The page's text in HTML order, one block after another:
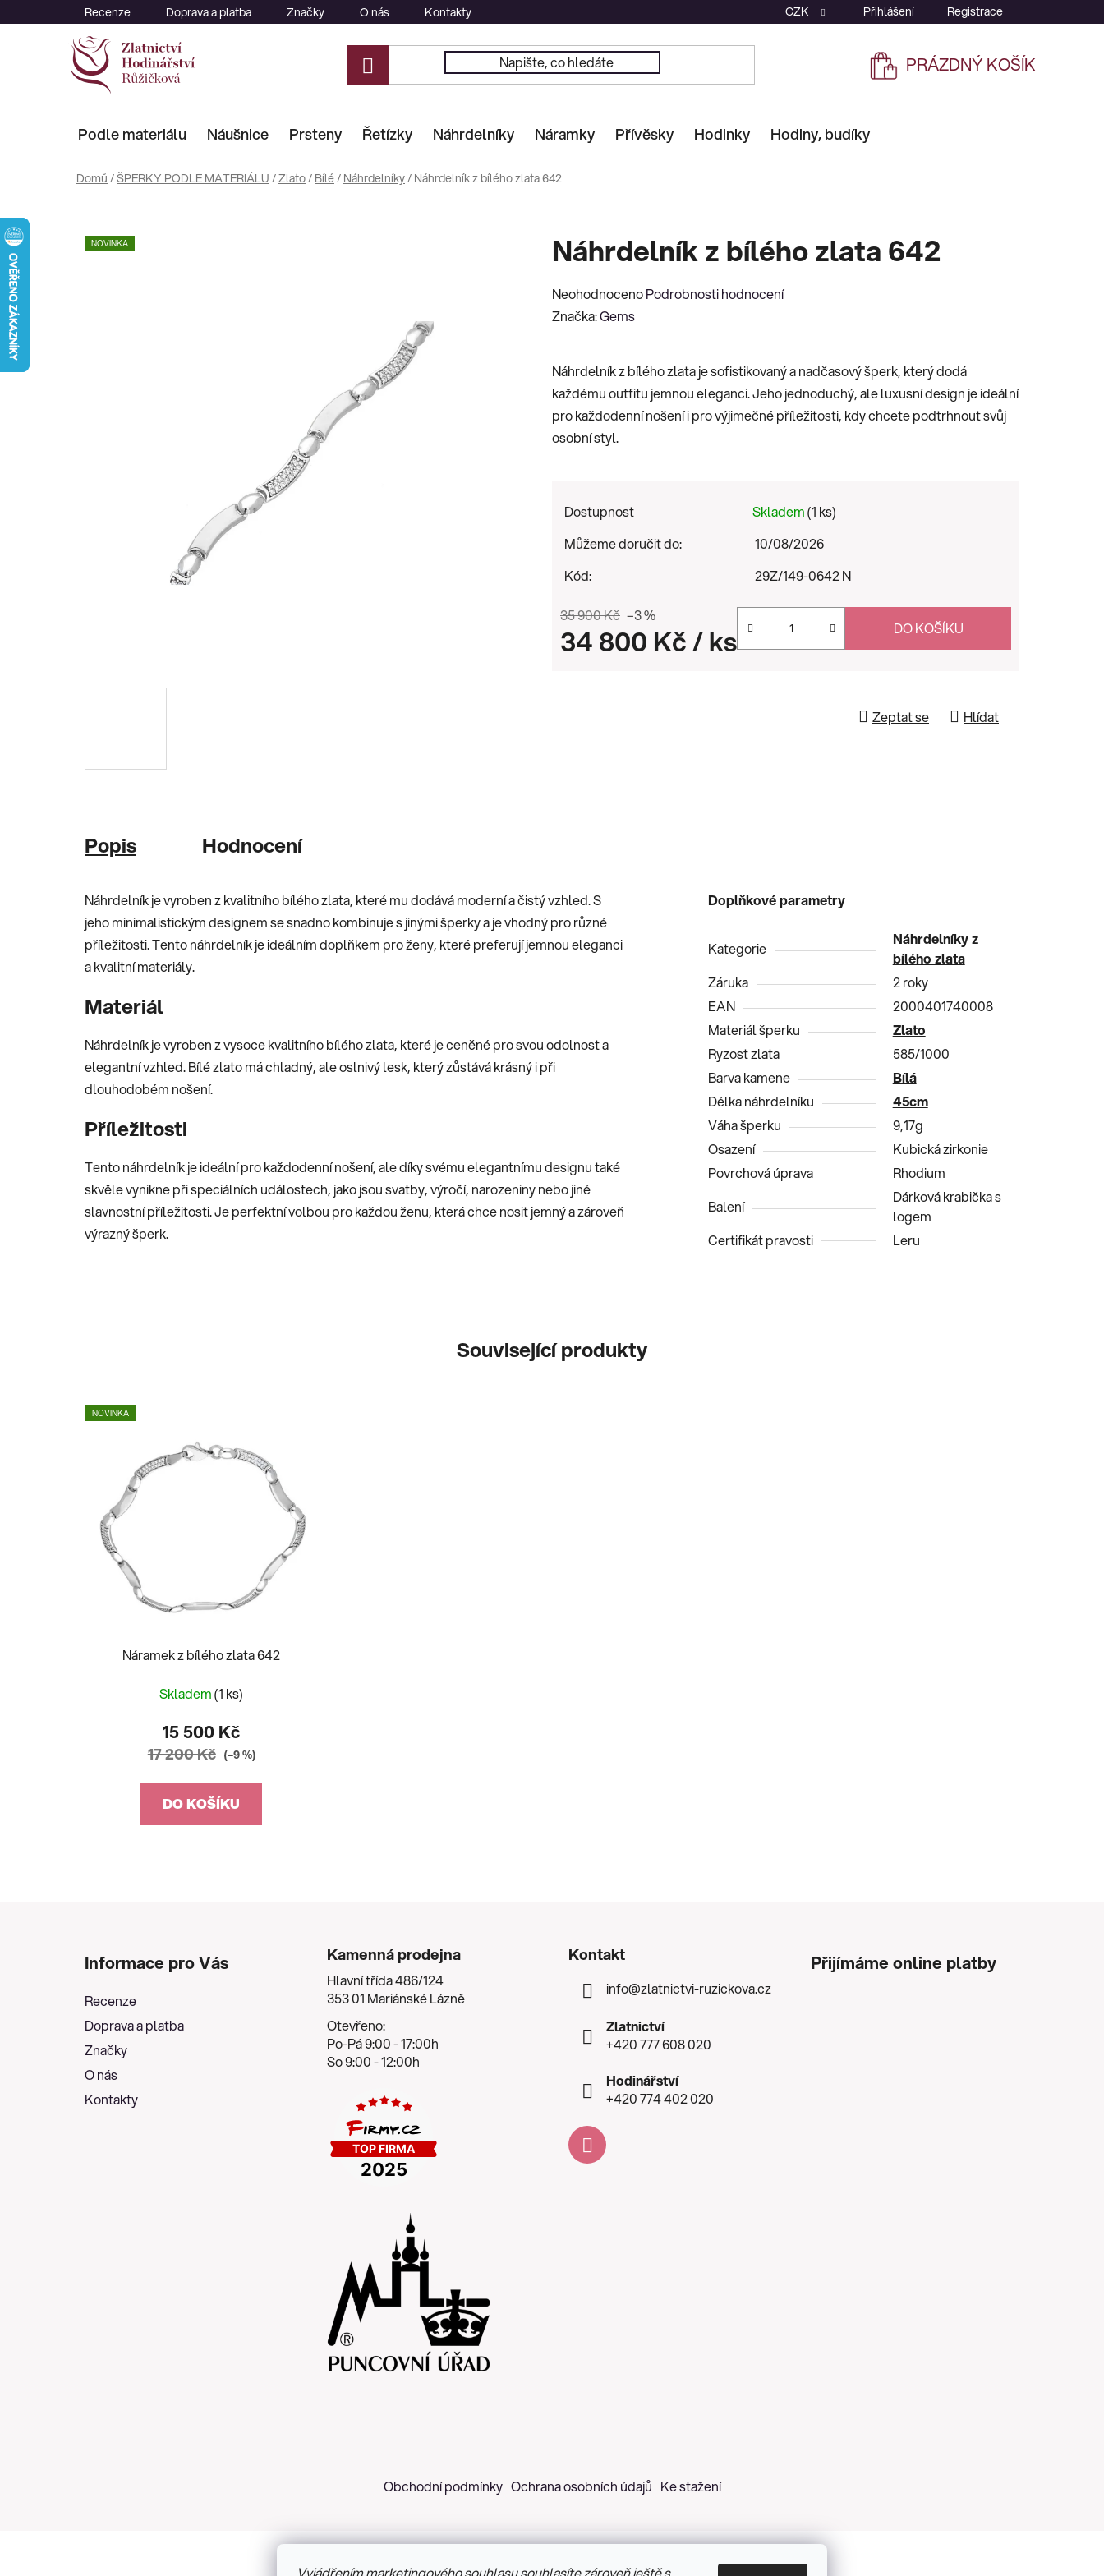
na
Recenze Doprava a platba Značky O nás Kontakty CZK Přihlášení Registrace
NÁKUPNÍ
PRÁZDNÝ KOŠÍK
Podle materiálu Náušnice Prsteny Řetízky Náhrdelníky Náramky Přívěsky Hodinky Hodiny, budíky
Domů /ŠPERKY PODLE MATERIÁLU /Zlato/ Bílé/ Náhrdelníky/ Náhrdelník z bílého zlata 642
Náhrdelník z bílého zlata 642
Průměrné
hodnocení
0,0
z
5
hvězdiček.
NeohodnocenoPodrobnosti hodnocení
Značka:Gems
Náhrdelník z bílého zlata je sofistikovaný a nadčasový šperk, který dodá
každému outfitu jemnou eleganci. Jeho jednoduchý, ale luxusní design je ideální
pro každodenní nošení i pro výjimečné příležitosti, kdy chcete podtrhnout svůj
osobní styl.
Dostupnost Skladem(1 ks)
Můžeme doručit do:
10/08/2026
Kód:
29Z/149-0642 N
35 900 Kč –3 %
34 800 Kč/ ks DO KOŠÍKU
Zeptat se Hlídat
NOVINKA
Popis Hodnocení
Náhrdelník je vyroben z kvalitního bílého zlata, které mu dodává moderní a čistý vzhled. S
jeho minimalistickým designem se snadno kombinuje s jinými šperky a je vhodný pro různé
příležitosti. Tento náhrdelník je ideálním doplňkem pro ženy, které preferují jemnou eleganci
a kvalitní materiály.
Materiál
Náhrdelník je vyroben z vysoce kvalitního bílého zlata, které je ceněné pro svou odolnost a
elegantní vzhled. Bílé zlato má chladný, ale oslnivý lesk, který zůstává krásný i při
dlouhodobém nošení.
Příležitosti
Tento náhrdelník je ideální pro každodenní nošení, ale díky svému elegantnímu designu také
skvěle vynikne při speciálních událostech, jako jsou svatby, výročí, narozeniny nebo jiné
slavnostní příležitosti. Je perfektní volbou pro každou ženu, která chce nosit jemný a zároveň
výrazný šperk.
Doplňkové parametry
Kategorie
Náhrdelníky z
bílého zlata
Záruka
2 roky
EAN
2000401740008
Materiál šperku
Zlato
Ryzost zlata
585/1000
Barva kamene
Bílá
Délka náhrdelníku
45cm
Váha šperku
9,17g
Osazení
Kubická zirkonie
Povrchová úprava
Rhodium
Balení
Dárková krabička s
logem
Certifikát pravosti
Leru
Související produkty
NOVINKA
Náramek z bílého zlata 642
Skladem(1 ks)
15 500 Kč
17 200 Kč (–9 %)
DO KOŠÍKU
Informace pro Vás
Recenze
Doprava a platba
Značky
O nás
Kontakty
Kamenná prodejna
Hlavní třída 486/124
353 01 Mariánské Lázně
Otevřeno:
Po-Pá 9:00 - 17:00h
So 9:00 - 12:00h
Kontakt
info@zlatnictvi-ruzickova.cz
Zlatnictví
+420 777 608 020
Hodinářství
+420 774 402 020
Přijímáme online platby
Obchodní podmínky Ochrana osobních údajů Ke stažení